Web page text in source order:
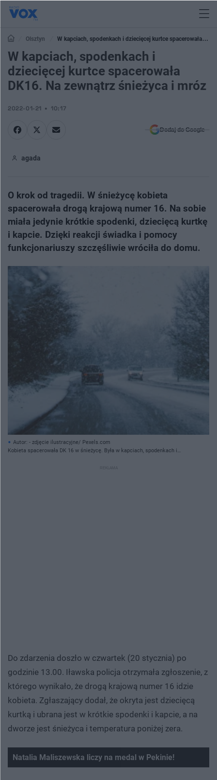
Olsztyn
W kapciach, spodenkach i dziecięcej kurtce spacerowała
DK16. Na zewnątrz śnieżyca i mróz
W kapciach, spodenkach i
dziecięcej kurtce spacerowała
DK16. Na zewnątrz śnieżyca i mróz
2022-01-21 10:17
Dodaj do Google
agada
O krok od tragedii. W śnieżycę kobieta
spacerowała drogą krajową numer 16. Na sobie
miała jedynie krótkie spodenki, dziecięcą kurtkę
i kapcie. Dzięki reakcji świadka i pomocy
funkcjonariuszy szczęśliwie wróciła do domu.
Autor: - zdjęcie ilustracyjne/ Pexels.com
Kobieta spacerowała DK 16 w śnieżycę. Była w kapciach, spodenkach i
Do zdarzenia doszło w czwartek (20 stycznia) po
godzinie 13.00. Iławska policja otrzymała zgłoszenie, z
którego wynikało, że drogą krajową numer 16 idzie
kobieta. Zgłaszający dodał, że okryta jest dziecięcą
kurtką i ubrana jest w krótkie spodenki i kapcie, a na
dworze jest śnieżyca i temperatura poniżej zera.
Natalia Maliszewska liczy na medal w Pekinie!